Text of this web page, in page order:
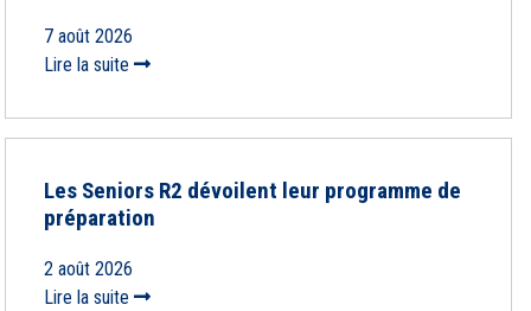
7 août 2026
Lire la suite
Les Seniors R2 dévoilent leur programme de
préparation
2 août 2026
Lire la suite